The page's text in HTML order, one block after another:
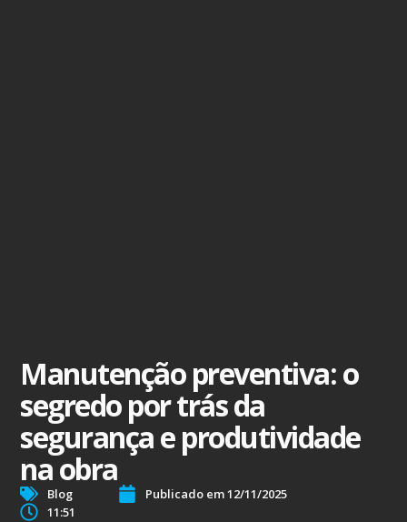
Manutenção preventiva: o
segredo por trás da
segurança e produtividade
na obra
Blog Publicado em12/11/2025
11:51